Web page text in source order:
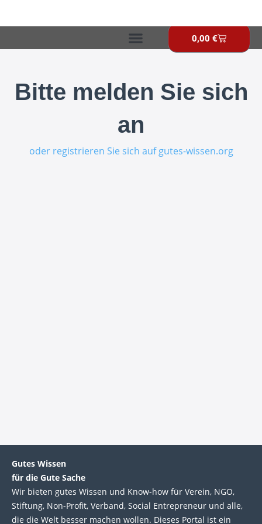
0,00 €
Bitte melden Sie sich
an
oder registrieren Sie sich auf gutes-wissen.org
Gutes Wissen
für die Gute Sache
Wir bie­ten gutes Wis­sen und Know-how für Ver­ein, NGO,
Stif­tung, Non-Profit, Ver­band, Social Entre­pre­neur und alle,
die die Welt bes­ser machen wol­len. Die­ses Por­tal ist ein